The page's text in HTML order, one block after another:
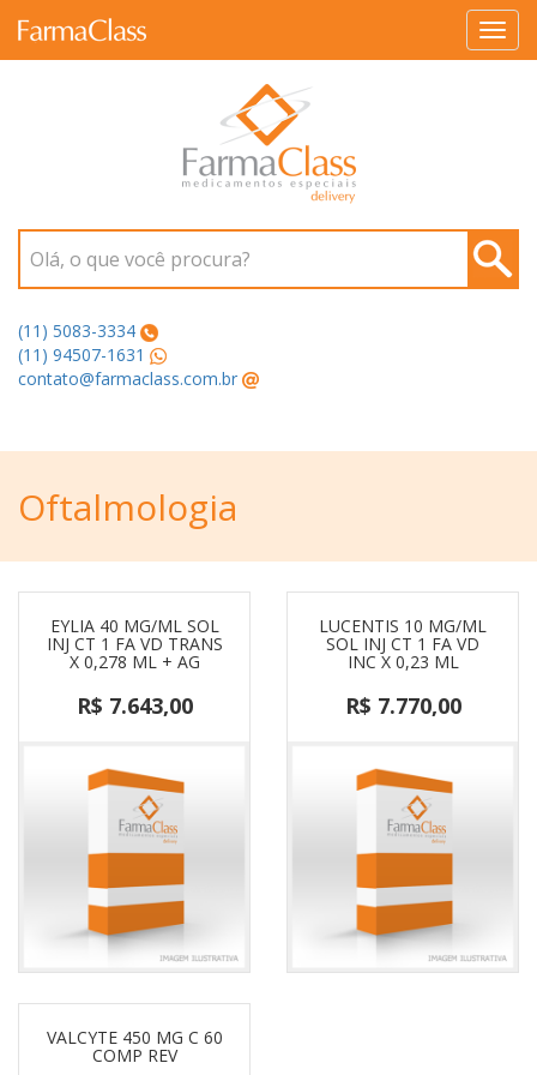
Olá, o que você procura?
(11) 5083-3334
(11) 94507-1631
contato@farmaclass.com.br
Oftalmologia
EYLIA 40 MG/ML SOL
INJ CT 1 FA VD TRANS
X 0,278 ML + AG
R$ 7.643,00
LUCENTIS 10 MG/ML
SOL INJ CT 1 FA VD
INC X 0,23 ML
R$ 7.770,00
VALCYTE 450 MG C 60
COMP REV